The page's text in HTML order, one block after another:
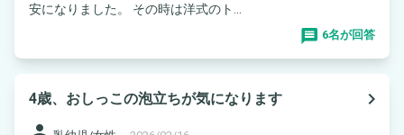
安になりました。 その時は洋式のト...
6名が回答
4歳、おしっこの泡立ちが気になります
navigate_next